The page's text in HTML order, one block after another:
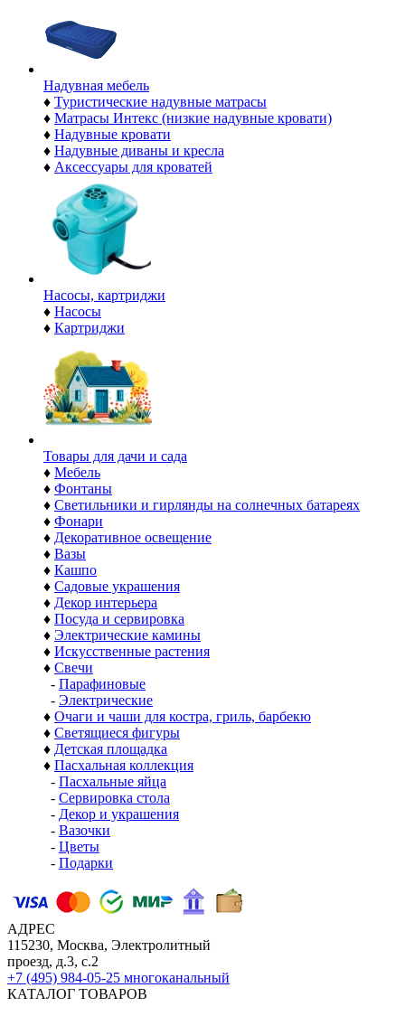
Надувная мебель
♦ Туристические надувные матрасы
♦ Матрасы Интекс (низкие надувные кровати)
♦ Надувные кровати
♦ Надувные диваны и кресла
♦ Аксессуары для кроватей
Насосы, картриджи
♦ Насосы
♦ Картриджи
Товары для дачи и сада
♦ Мебель
♦ Фонтаны
♦ Светильники и гирлянды на солнечных батареях
♦ Фонари
♦ Декоративное освещение
♦ Вазы
♦ Кашпо
♦ Садовые украшения
♦ Декор интерьера
♦ Посуда и сервировка
♦ Электрические камины
♦ Искусственные растения
♦ Свечи
- Парафиновые
- Электрические
♦ Очаги и чаши для костра, гриль, барбекю
♦ Светящиеся фигуры
♦ Детская площадка
♦ Пасхальная коллекция
- Пасхальные яйца
- Сервировка стола
- Декор и украшения
- Вазочки
- Цветы
- Подарки
АДРЕС
115230, Москва, Электролитный
проезд, д.3, с.2
+7 (495) 984-05-25 многоканальный
КАТАЛОГ ТОВАРОВ